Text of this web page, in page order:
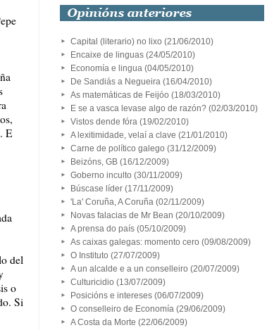
E
del
o
Si
Capital (literario) no lixo (21/06/2010)
Encaixe de linguas (24/05/2010)
Economía e lingua (04/05/2010)
De Sandiás a Negueira (16/04/2010)
As matemáticas de Feijóo (18/03/2010)
E se a vasca levase algo de razón? (02/03/2010)
Vistos dende fóra (19/02/2010)
A lexitimidade, velaí a clave (21/01/2010)
Carne de político galego (31/12/2009)
Beizóns, GB (16/12/2009)
Goberno inculto (30/11/2009)
Búscase líder (17/11/2009)
'La' Coruña, A Coruña (02/11/2009)
Novas falacias de Mr Bean (20/10/2009)
A prensa do país (05/10/2009)
As caixas galegas: momento cero (09/08/2009)
O Instituto (27/07/2009)
A un alcalde e a un conselleiro (20/07/2009)
Culturicidio (13/07/2009)
Posicións e intereses (06/07/2009)
O conselleiro de Economía (29/06/2009)
A Costa da Morte (22/06/2009)